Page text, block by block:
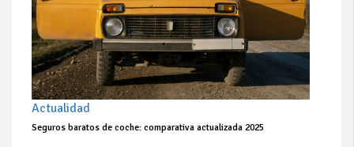
Actualidad
Seguros baratos de coche: comparativa actualizada 2025